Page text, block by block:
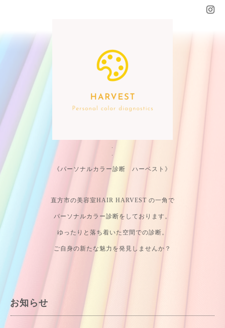
.
.
《パーソナルカラー診断 ハーベスト》
直方市の美容室HAIR HARVEST の一角で
パーソナルカラー診断をしております。
ゆったりと落ち着いた空間での診断。
ご自身の新たな魅力を発見しませんか？
お知らせ